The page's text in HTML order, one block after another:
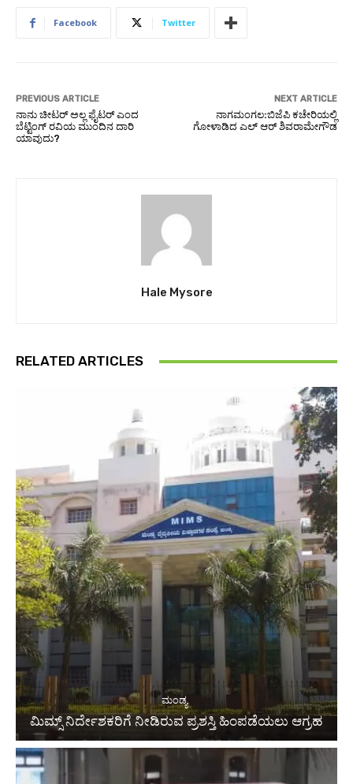
Facebook Twitter
PREVIOUS ARTICLE
ನಾನು ಚೀಟರ್ ಅಲ್ಲ ಫೈಟರ್ ಎಂದ
ಬೆಟ್ಟಿಂಗ್ ರವಿಯ ಮುಂದಿನ ದಾರಿ
ಯಾವುದು?
NEXT ARTICLE
ನಾಗಮಂಗಲ:ಬಿಜೆಪಿ ಕಚೇರಿಯಲ್ಲಿ
ಗೋಳಾಡಿದ ಎಲ್ ಆರ್ ಶಿವರಾಮೇಗೌಡ
Hale Mysore
RELATED ARTICLES
ಮಂಡ್ಯ
ಮಿಮ್ಸ್ ನಿರ್ದೇಶಕರಿಗೆ ನೀಡಿರುವ ಪ್ರಶಸ್ತಿ ಹಿಂಪಡೆಯಲು ಆಗ್ರಹ